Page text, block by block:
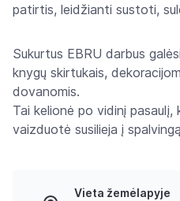
patirtis, leidžianti sustoti,
Sukurtus EBRU darbus
knygų skirtukais,
dovanomis.
Tai kelionė po vidinį pasaulį,
vaizduotė susilieja į
Vieta žemėlapyje